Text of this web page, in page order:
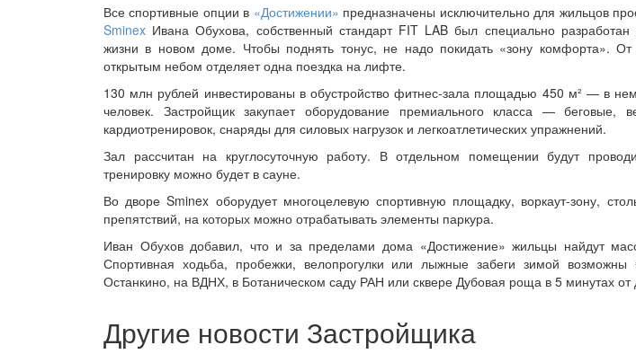
Все спортивные опции в «Достижении» предназначены исключительно для жильцов
Sminex Ивана Обухова, собственный стандарт FIT LAB был специально разработан
жизни в новом доме. Чтобы поднять тонус, не надо покидать «зону комфорта». От
открытым небом отделяет одна поездка на лифте.
130 млн рублей инвестированы в обустройство фитнес-зала площадью 450 м² — в
человек. Застройщик закупает оборудование премиального класса — беговые,
кардиотренировок, снаряды для силовых нагрузок и легкоатлетических упражнений.
Зал рассчитан на круглосуточную работу. В отдельном помещении будут
тренировку можно будет в сауне.
Во дворе Sminex оборудует многоцелевую спортивную площадку, воркаут-зону,
препятствий, на которых можно отрабатывать элементы паркура.
Иван Обухов добавил, что и за пределами дома «Достижение» жильцы найдут
Спортивная ходьба, пробежки, велопрогулки или лыжные забеги зимой
Останкино, на ВДНХ, в Ботаническом саду РАН или сквере Дубовая роща в 5 минутах от
Другие новости Застройщика